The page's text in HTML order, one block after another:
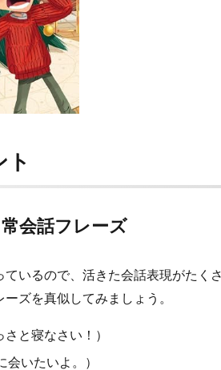
ト
会話フレーズ
いるので、活きた会話表現がたく
ズを真似してみましょう。
さと寝なさい！）
会いたいよ。）